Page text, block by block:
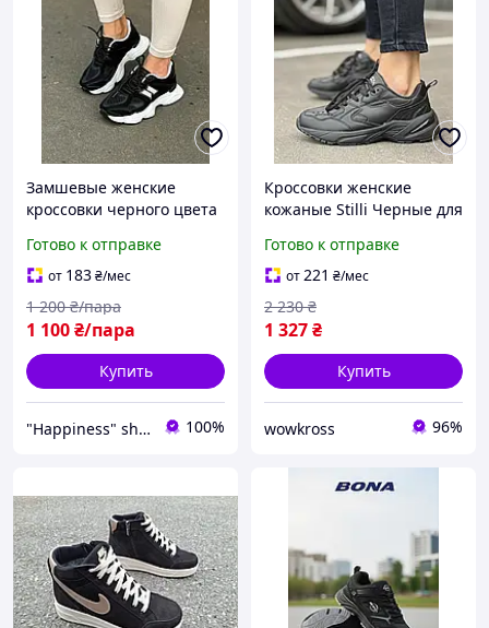
Замшевые женские
кроссовки черного цвета
Готово к отправке
от 183₴/мес
1 100₴/пара
1 200 ₴/пара
Купить
"Happiness" shop 100%
Кроссовки женские
кожаные Stilli Черные для
качественные
демисезонные 38
Готово к отправке
от221 ₴/мес
1 327₴
2 230 ₴
Купить
wowkross 96%